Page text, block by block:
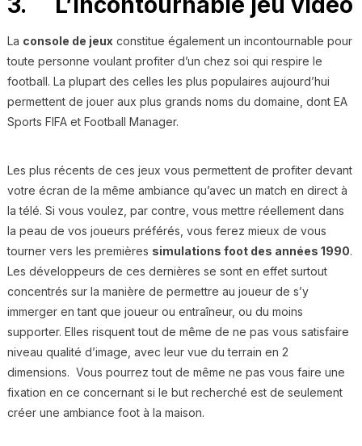
La console de jeux constitue également un incontournable pour
toute personne voulant profiter d’un chez soi qui respire le
football. La plupart des celles les plus populaires aujourd’hui
permettent de jouer aux plus grands noms du domaine, dont EA
Sports FIFA et Football Manager.
Les plus récents de ces jeux vous permettent de profiter devant
votre écran de la même ambiance qu’avec un match en direct à
la télé. Si vous voulez, par contre, vous mettre réellement dans
la peau de vos joueurs préférés, vous ferez mieux de vous
tourner vers les premières simulations foot des années 1990.
Les développeurs de ces dernières se sont en effet surtout
concentrés sur la manière de permettre au joueur de s’y
immerger en tant que joueur ou entraîneur, ou du moins
supporter. Elles risquent tout de même de ne pas vous satisfaire
niveau qualité d’image, avec leur vue du terrain en 2
dimensions. Vous pourrez tout de même ne pas vous faire une
fixation en ce concernant si le but recherché est de seulement
créer une ambiance foot à la maison.